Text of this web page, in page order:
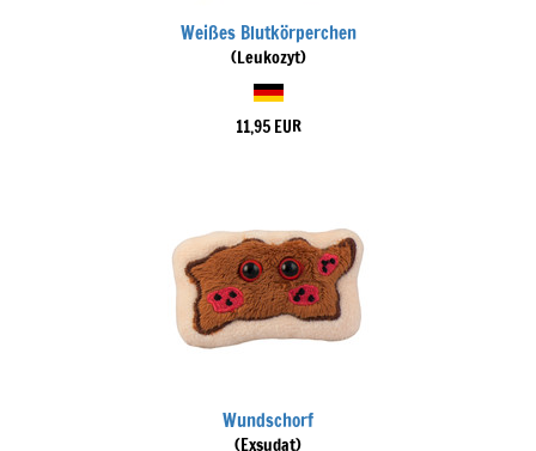
Weißes Blutkörperchen
(Leukozyt)
11,95 EUR
Wundschorf
(Exsudat)